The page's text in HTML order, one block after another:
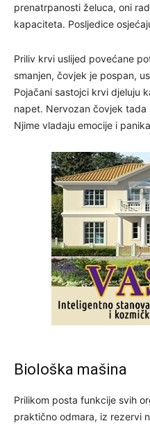
prenatrpanosti želuca, oni
kapaciteta. Posljedice
Priliv krvi uslijed povećane
smanjen, čovjek je pospan,
Pojačani sastojci krvi djeluju
napet. Nervozan čovjek tada
Njime vladaju emocije i
Biološka mašina
Prilikom posta funkcije svih
praktično odmara, iz rezervi